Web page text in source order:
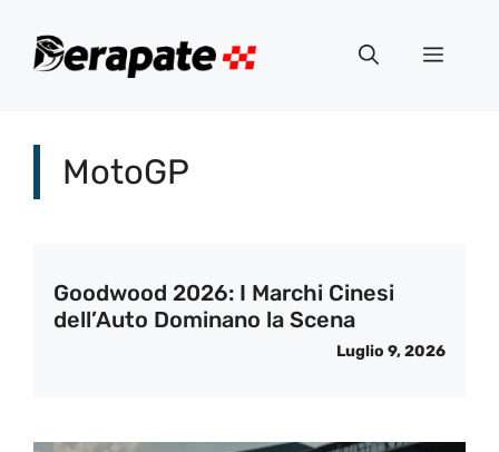
Menu
MotoGP
Goodwood 2026: I Marchi Cinesi
dell’Auto Dominano la Scena
Luglio 9, 2026